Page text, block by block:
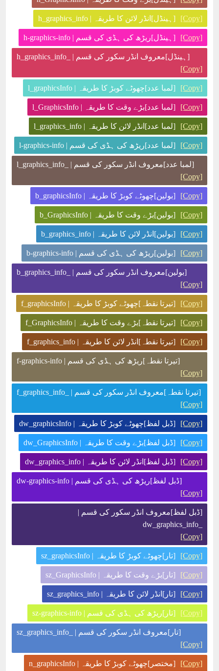
[ہینڈل]انڈر لائن کا طریقہ | h_graphics_info [Copy]
[ہینڈل]ریڑھ کی ہڈی کی قسم | h-graphics-info [Copy]
[ہینڈل]معروف انڈر سکور کی قسم | _h_graphics_info
[Copy]
[لمبا عدد]چھوٹے کوبڑ کا طریقہ | l_graphicsInfo [Copy]
[لمبا عدد]بڑے وقت کا طریقہ | l_GraphicsInfo [Copy]
[لمبا عدد]انڈر لائن کا طریقہ | l_graphics_info [Copy]
[لمبا عدد]ریڑھ کی ہڈی کی قسم | l-graphics-info [Copy]
[لمبا عدد]معروف انڈر سکور کی قسم | _l_graphics_info
[Copy]
[بولین]چھوٹے کوبڑ کا طریقہ | b_graphicsInfo [Copy]
[بولین]بڑے وقت کا طریقہ | b_GraphicsInfo [Copy]
[بولین]انڈر لائن کا طریقہ | b_graphics_info [Copy]
[بولین]ریڑھ کی ہڈی کی قسم | b-graphics-info [Copy]
[بولین]معروف انڈر سکور کی قسم | _b_graphics_info
[Copy]
[تیرتا نقطہ]چھوٹے کوبڑ کا طریقہ | f_graphicsInfo [Copy]
[تیرتا نقطہ]بڑے وقت کا طریقہ | f_GraphicsInfo [Copy]
[تیرتا نقطہ]انڈر لائن کا طریقہ | f_graphics_info [Copy]
[تیرتا نقطہ]ریڑھ کی ہڈی کی قسم | f-graphics-info
[Copy]
[تیرتا نقطہ]معروف انڈر سکور کی قسم | _f_graphics_info
[Copy]
[ڈبل لفظ]چھوٹے کوبڑ کا طریقہ | dw_graphicsInfo [Copy]
[ڈبل لفظ]بڑے وقت کا طریقہ | dw_GraphicsInfo [Copy]
[ڈبل لفظ]انڈر لائن کا طریقہ | dw_graphics_info [Copy]
[ڈبل لفظ]ریڑھ کی ہڈی کی قسم | dw-graphics-info
[Copy]
[ڈبل لفظ]معروف انڈر سکور کی قسم |
_dw_graphics_info
[Copy]
[تار]چھوٹے کوبڑ کا طریقہ | sz_graphicsInfo [Copy]
[تار]بڑے وقت کا طریقہ | sz_GraphicsInfo [Copy]
[تار]انڈر لائن کا طریقہ | sz_graphics_info [Copy]
[تار]ریڑھ کی ہڈی کی قسم | sz-graphics-info [Copy]
[تار]معروف انڈر سکور کی قسم | _sz_graphics_info
[Copy]
[مختصر]چھوٹے کوبڑ کا طریقہ | n_graphicsInfo [Copy]